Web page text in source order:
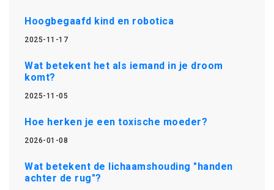
Hoogbegaafd kind en robotica
2025-11-17
Wat betekent het als iemand in je droom
komt?
2025-11-05
Hoe herken je een toxische moeder?
2026-01-08
Wat betekent de lichaamshouding "handen
achter de rug"?